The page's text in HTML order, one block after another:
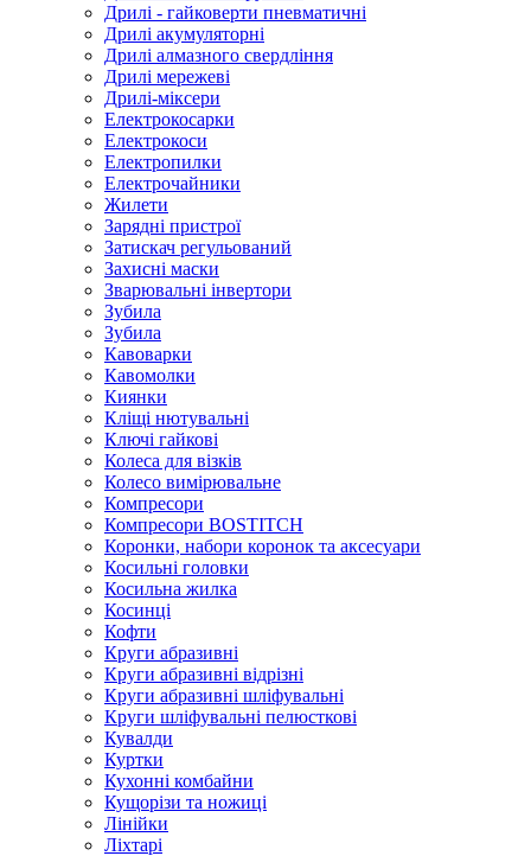
Дрилі - гайковерти пневматичні
Дрилі акумуляторні
Дрилі алмазного свердління
Дрилі мережеві
Дрилі-міксери
Електрокосарки
Електрокоси
Електропилки
Електрочайники
Жилети
Зарядні пристрої
Затискач регульований
Захисні маски
Зварювальні інвертори
Зубила
Зубила
Кавоварки
Кавомолки
Киянки
Кліщі нютувальні
Ключі гайкові
Колеса для візків
Колесо вимірювальне
Компресори
Компресори BOSTITCH
Коронки, набори коронок та аксесуари
Косильні головки
Косильна жилка
Косинці
Кофти
Круги абразивні
Круги абразивні відрізні
Круги абразивні шліфувальні
Круги шліфувальні пелюсткові
Кувалди
Куртки
Кухонні комбайни
Кущорізи та ножиці
Лінійки
Ліхтарі